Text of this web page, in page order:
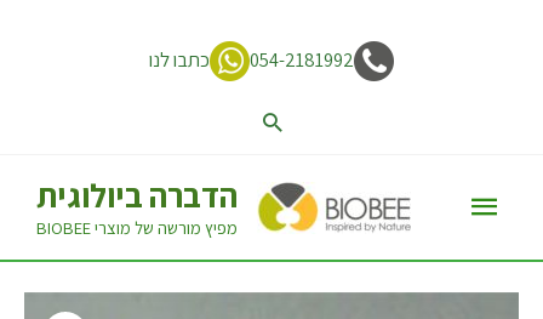
054-2181992 כתבו לנו
הדברה ביולוגית
מפיץ מורשה של מוצרי BIOBEE